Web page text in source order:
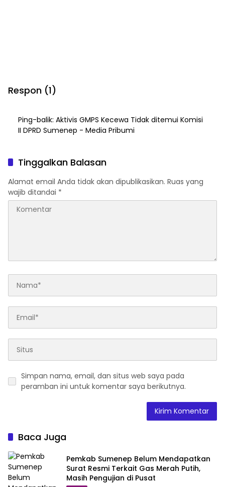
Respon (1)
Ping-balik: Aktivis GMPS Kecewa Tidak ditemui Komisi
II DPRD Sumenep - Media Pribumi
Tinggalkan Balasan
Alamat email Anda tidak akan dipublikasikan. Ruas yang
wajib ditandai *
Simpan nama, email, dan situs web saya pada
peramban ini untuk komentar saya berikutnya.
Baca Juga
Pemkab Sumenep Belum Mendapatkan
Surat Resmi Terkait Gas Merah Putih,
Masih Pengujian di Pusat